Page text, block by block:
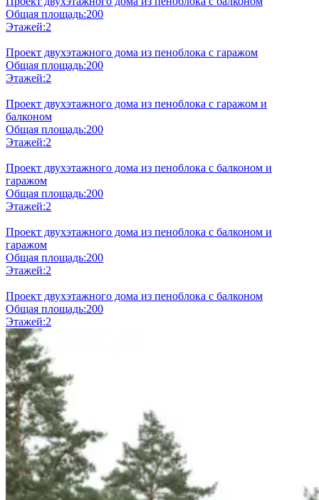
Общая площадь:200
Этажей:2
Проект двухэтажного дома из пеноблока с гаражом
Общая площадь:200
Этажей:2
Проект двухэтажного дома из пеноблока с гаражом и
балконом
Общая площадь:200
Этажей:2
Проект двухэтажного дома из пеноблока с балконом и
гаражом
Общая площадь:200
Этажей:2
Проект двухэтажного дома из пеноблока с балконом и
гаражом
Общая площадь:200
Этажей:2
Проект двухэтажного дома из пеноблока с балконом
Общая площадь:200
Этажей:2